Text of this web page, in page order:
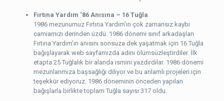
Fırtına Yardım ‘86 Anısına – 16 Tuğla
1986 mezunumuz Fırtına Yardım’ın çok zamansız kaybı
camiamızı derinden üzdü. 1986 dönemi sınıf arkadaşları
Fırtına Yardım’ın anısını sonsuza dek yaşatmak için 16 Tuğla
bağışlayarak web sayfamızda adını ölümsüzleştirdiler. İlk
etapta 25 Tuğlalık bir alanda ismini yazdırdılar. 1986 dönemi
mezunlarımıza başsağlığı diliyor ve bu anlamlı projeleri için
teşekkür ediyoruz. 1986 döneminin önceden yapılan
bağışlarla birlikte toplam Tuğla sayısı 317 oldu.